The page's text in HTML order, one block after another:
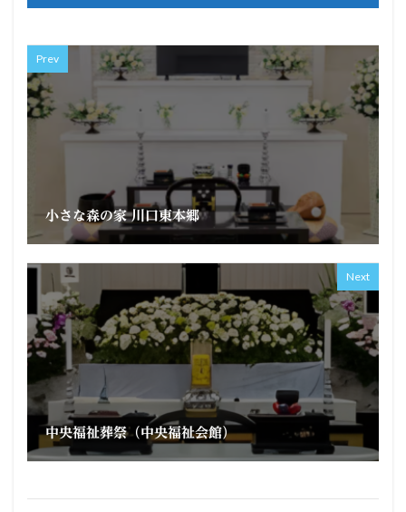
Prev
小さな森の家 川口東本郷
Next
中央福祉葬祭（中央福祉会館）